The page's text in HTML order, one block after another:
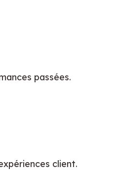
passées.
client.